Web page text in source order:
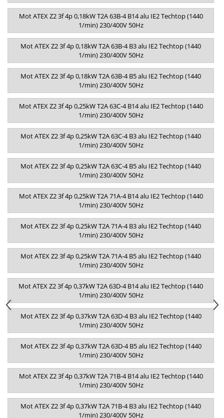
Mot ATEX Z2 3f 4p 0,18kW T2A 63B-4 B14 alu IE2 Techtop (1440
1/min) 230/400V 50Hz
Mot ATEX Z2 3f 4p 0,18kW T2A 63B-4 B3 alu IE2 Techtop (1440
1/min) 230/400V 50Hz
Mot ATEX Z2 3f 4p 0,18kW T2A 63B-4 B5 alu IE2 Techtop (1440
1/min) 230/400V 50Hz
Mot ATEX Z2 3f 4p 0,25kW T2A 63C-4 B14 alu IE2 Techtop (1440
1/min) 230/400V 50Hz
Mot ATEX Z2 3f 4p 0,25kW T2A 63C-4 B3 alu IE2 Techtop (1440
1/min) 230/400V 50Hz
Mot ATEX Z2 3f 4p 0,25kW T2A 63C-4 B5 alu IE2 Techtop (1440
1/min) 230/400V 50Hz
Mot ATEX Z2 3f 4p 0,25kW T2A 71A-4 B14 alu IE2 Techtop (1440
1/min) 230/400V 50Hz
Mot ATEX Z2 3f 4p 0,25kW T2A 71A-4 B3 alu IE2 Techtop (1440
1/min) 230/400V 50Hz
Mot ATEX Z2 3f 4p 0,25kW T2A 71A-4 B5 alu IE2 Techtop (1440
1/min) 230/400V 50Hz
Mot ATEX Z2 3f 4p 0,37kW T2A 63D-4 B14 alu IE2 Techtop (1440
1/min) 230/400V 50Hz
Mot ATEX Z2 3f 4p 0,37kW T2A 63D-4 B3 alu IE2 Techtop (1440
1/min) 230/400V 50Hz
Mot ATEX Z2 3f 4p 0,37kW T2A 63D-4 B5 alu IE2 Techtop (1440
1/min) 230/400V 50Hz
Mot ATEX Z2 3f 4p 0,37kW T2A 71B-4 B14 alu IE2 Techtop (1440
1/min) 230/400V 50Hz
Mot ATEX Z2 3f 4p 0,37kW T2A 71B-4 B3 alu IE2 Techtop (1440
1/min) 230/400V 50Hz